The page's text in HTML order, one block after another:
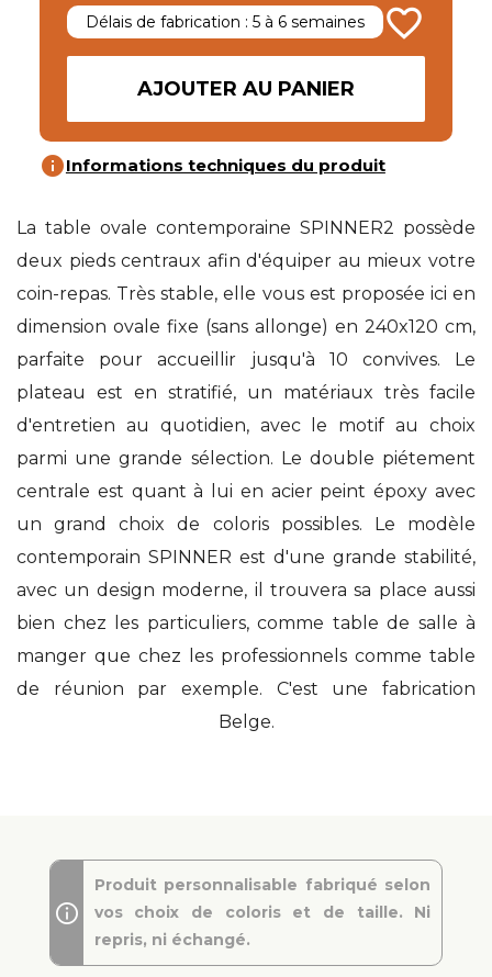
Délais de fabrication : 5 à 6 semaines favorite_border
AJOUTER AU PANIER
infoInformations techniques du produit
La table ovale contemporaine SPINNER2 possède
deux pieds centraux afin d'équiper au mieux votre
coin-repas. Très stable, elle vous est proposée ici en
dimension ovale fixe (sans allonge) en 240x120 cm,
parfaite pour accueillir jusqu'à 10 convives. Le
plateau est en stratifié, un matériaux très facile
d'entretien au quotidien, avec le motif au choix
parmi une grande sélection. Le double piétement
centrale est quant à lui en acier peint époxy avec
un grand choix de coloris possibles. Le modèle
contemporain SPINNER est d'une grande stabilité,
avec un design moderne, il trouvera sa place aussi
bien chez les particuliers, comme table de salle à
manger que chez les professionnels comme table
de réunion par exemple. C'est une fabrication
Belge.
Produit personnalisable fabriqué selon
vos choix de coloris et de taille. Ni
repris, ni échangé.